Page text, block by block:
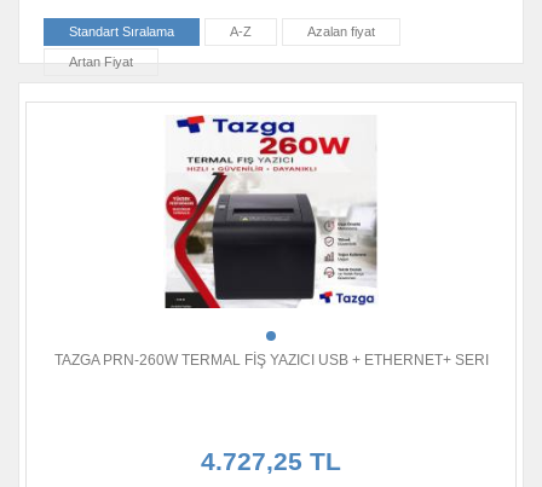
Standart Sıralama A-Z Azalan fiyat
Artan Fiyat
TAZGA PRN-260W TERMAL FİŞ YAZICI USB + ETHERNET+ SERI
4.727,25 TL